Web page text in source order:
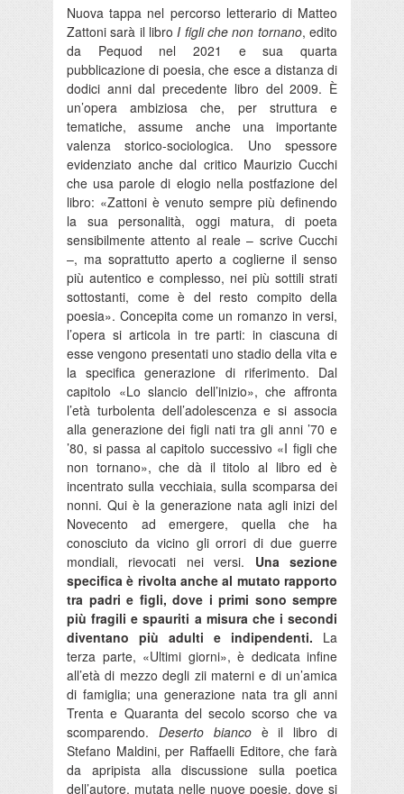
Nuova tappa nel percorso letterario di Matteo
Zattoni sarà il libroI figli che non tornano, edito
da Pequod nel 2021 e sua quarta
pubblicazione di poesia, che esce a distanza di
dodici anni dal precedente libro del 2009. È
un’opera ambiziosa che, per struttura e
tematiche, assume anche una importante
valenza storico-sociologica. Uno spessore
evidenziato anche dal critico Maurizio Cucchi
che usa parole di elogio nella postfazione del
libro: «Zattoni è venuto sempre più definendo
la sua personalità, oggi matura, di poeta
sensibilmente attento al reale – scrive Cucchi
–, ma soprattutto aperto a coglierne il senso
più autentico e complesso, nei più sottili strati
sottostanti, come è del resto compito della
poesia». Concepita come un romanzo in versi,
l’opera si articola in tre parti: in ciascuna di
esse vengono presentati uno stadio della vita e
la specifica generazione di riferimento. Dal
capitolo «Lo slancio dell’inizio», che affronta
l’età turbolenta dell’adolescenza e si associa
alla generazione dei figli nati tra gli anni ’70 e
’80, si passa al capitolo successivo «I figli che
non tornano», che dà il titolo al libro ed è
incentrato sulla vecchiaia, sulla scomparsa dei
nonni. Qui è la generazione nata agli inizi del
Novecento ad emergere, quella che ha
conosciuto da vicino gli orrori di due guerre
mondiali, rievocati nei versi. Una sezione
specifica è rivolta anche al mutato rapporto
tra padri e figli, dove i primi sono sempre
più fragili e spauriti a misura che i secondi
diventano più adulti e indipendenti. La
terza parte, «Ultimi giorni», è dedicata infine
all’età di mezzo degli zii materni e di un’amica
di famiglia; una generazione nata tra gli anni
Trenta e Quaranta del secolo scorso che va
scomparendo. Deserto biancoè il libro di
Stefano Maldini, per Raffaelli Editore, che farà
da apripista alla discussione sulla poetica
dell’autore, mutata nelle nuove poesie, dove si